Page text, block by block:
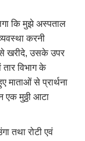
कि मुझे अस्पताल
करनी
खरीदे,उसके उपर
विभाग के
से प्रार्थना
एक मुठ्ठी आटा
तथा रोटी एवं